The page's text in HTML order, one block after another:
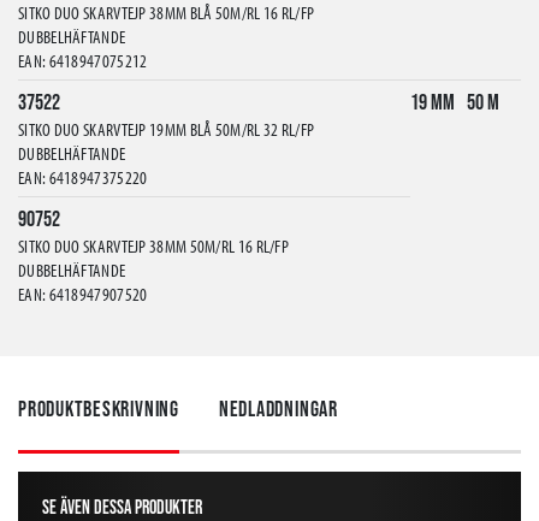
SITKO DUO SKARVTEJP 38MM BLÅ 50M/RL 16 RL/FP
DUBBELHÄFTANDE
EAN: 6418947075212
37522
SITKO DUO SKARVTEJP 19MM BLÅ 50M/RL 32 RL/FP
DUBBELHÄFTANDE
EAN: 6418947375220
19 mm 50 m
90752
SITKO DUO SKARVTEJP 38MM 50M/RL 16 RL/FP
DUBBELHÄFTANDE
EAN: 6418947907520
Produktbeskrivning Nedladdningar
Se även dessa produkter